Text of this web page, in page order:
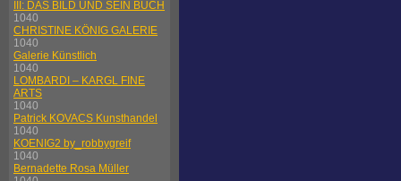
III: DAS BILD UND SEIN BUCH
1040
CHRISTINE KÖNIG GALERIE
1040
Galerie Künstlich
1040
LOMBARDI – KARGL FINE
ARTS
1040
Patrick KOVACS Kunsthandel
1040
KOENIG2 by_robbygreif
1040
Bernadette Rosa Müller